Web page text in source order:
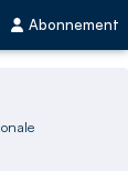
Abonnement